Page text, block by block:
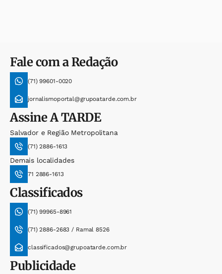
Fale com a Redação
(71) 99601-0020
jornalismoportal@grupoatarde.com.br
AssineA TARDE
Salvador e Região Metropolitana
(71) 2886-1613
Demais localidades
71 2886-1613
Classificados
(71) 99965-8961
(71) 2886-2683 / Ramal 8526
classificados@grupoatarde.com.br
Publicidade